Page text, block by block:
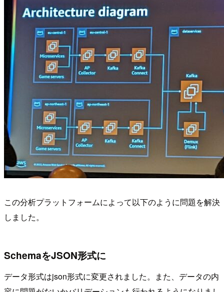
この分析プラットフォームによって以下のように問題を解決
しました。
SchemaをJSON形式に
データ形式はjson形式に変更されました。また、データの内